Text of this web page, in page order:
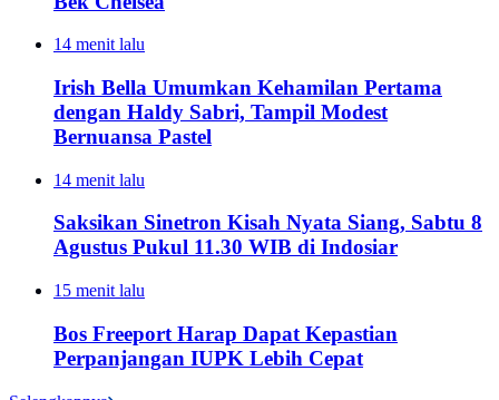
14 menit lalu
Irish Bella Umumkan Kehamilan Pertama
dengan Haldy Sabri, Tampil Modest
Bernuansa Pastel
14 menit lalu
Saksikan Sinetron Kisah Nyata Siang, Sabtu 8
Agustus Pukul 11.30 WIB di Indosiar
15 menit lalu
Bos Freeport Harap Dapat Kepastian
Perpanjangan IUPK Lebih Cepat